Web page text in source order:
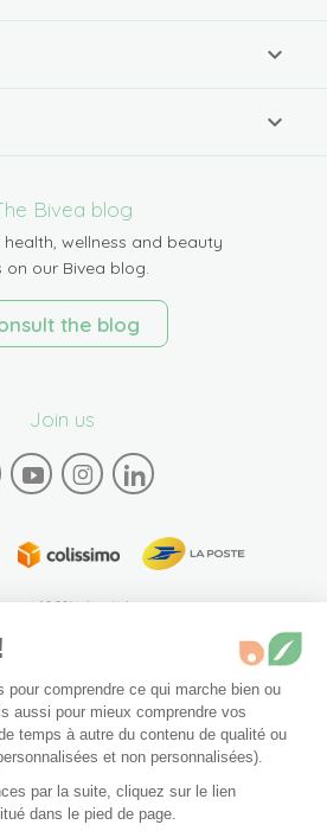
Bivea blog
health, wellness and beauty
on our Bivea blog.
the blog
Join us
100% sécurisé
légales Conditions générales de vente
partiellement conforme (94%)
pour comprendre ce qui marche bien ou
aussi pour mieux comprendre vos
temps à autre du contenu de qualité ou
et non personnalisées).
par la suite, cliquez sur le lien
dans le pied de page.